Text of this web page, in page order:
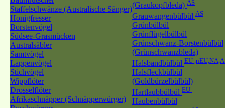
Staffelschwänze (Australische Sänger)
Honigfresser
Borstenvögel
Südsee-Grasmücken
Australsäbler
Samtvögel
Lappenvögel
Stichvögel
Wippflöter
Drosselflöter
Afrikaschnäpper (Schnäpperwürger)
(Graukopfbleda) AS
Grauwangenbülbül AS
Grünbülbül
Grünflügelbülbül
Grünschwanz-Borstenbülbül
(Grünschwanzbleda)
Halsbandbülbül EU
Halsfleckbülbül
(Goldbürzelbülbül)
Hartlaubbülbül EU
Haubenbülbül